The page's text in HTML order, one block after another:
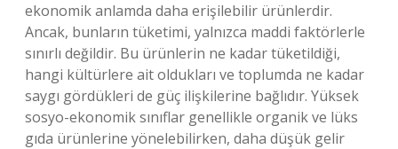
ekonomik anlamda daha erişilebilir ürünlerdir.
Ancak, bunların tüketimi, yalnızca maddi faktörlerle
sınırlı değildir. Bu ürünlerin ne kadar tüketildiği,
hangi kültürlere ait oldukları ve toplumda ne kadar
saygı gördükleri de güç ilişkilerine bağlıdır. Yüksek
sosyo-ekonomik sınıflar genellikle organik ve lüks
gıda ürünlerine yönelebilirken, daha düşük gelir